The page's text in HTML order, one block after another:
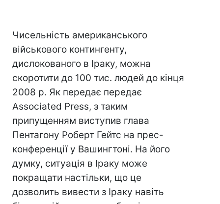
Чисельність американського
військового контингенту,
дислокованого в Іраку, можна
скоротити до 100 тис. людей до кінця
2008 р. Як передає передає
Associated Press, з таким
припущенням виступив глава
Пентагону Роберт Гейтс на прес-
конференції у Вашингтоні. На його
думку, ситуація в Іраку може
покращати настільки, що це
дозволить вивести з Іраку навіть